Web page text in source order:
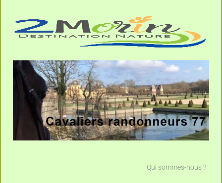
Qui sommes-nous ?